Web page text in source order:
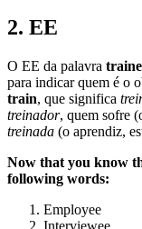
2. EE
O EE da palavra
para indicar quem é o
train, que significa
treinador, quem sofre
treinada (o aprendiz,
Now that you know
following words:
Employee
Interviewee